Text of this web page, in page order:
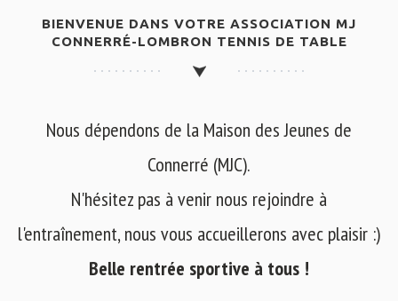
BIENVENUE DANS VOTRE ASSOCIATION MJ
CONNERRÉ-LOMBRON TENNIS DE TABLE
Nous dépendons de la Maison des Jeunes de
Connerré (MJC).
N'hésitez pas à venir nous rejoindre à
l'entraînement, nous vous accueillerons avec plaisir :)
Belle rentrée sportive à tous !